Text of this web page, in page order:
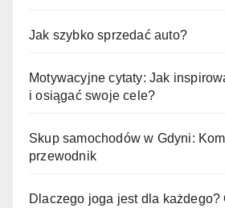
Jak szybko sprzedać auto?
Motywacyjne cytaty: Jak
i osiągać swoje cele?
Skup samochodów w Gdyni:
przewodnik
Dlaczego joga jest dla każdego?